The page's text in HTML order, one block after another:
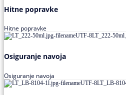
Hitne popravke
Hitne popravke
Osiguranje navoja
Osiguranje navoja